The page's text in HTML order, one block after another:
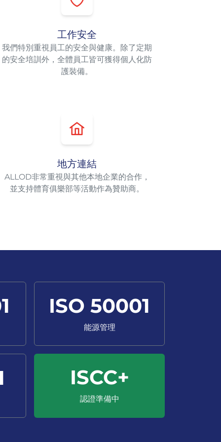
工作安全
我們特別重視員工的安全與健康。除了定期
的安全培訓外，全體員工皆可獲得個人化防
護裝備。
地方連結
ALL​OD非常重視與其他本地企業的合作，
並支持體育俱樂部等活動作為贊助商。
ISO 50001
能源管理
ISCC+
認證準備中